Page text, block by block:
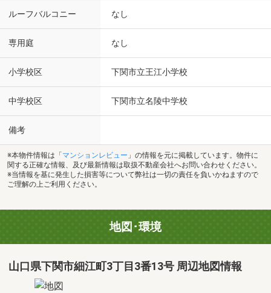
ルーフバルコニー なし
専用庭 なし
小学校区 下関市立王江小学校
中学校区 下関市立名陵中学校
備考
※本物件情報は「 マンションレビュー 」の情報を元に掲載しています。物件に
関する正確な情報、及び最新情報は取扱不動産会社へお問い合わせください。
※当情報を基に発生した損害等について弊社は一切の責任を負いかねますので
ご理解の上ご利用ください。
地図･環境
山口県下関市細江町3丁目3番13号 周辺地図情報